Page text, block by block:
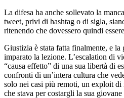
La difesa ha anche sollevato la
tweet, privi di hashtag o di sigla,
ritenendo che dovessero quindi
Giustizia è stata fatta finalmente, e
imparato la lezione. L’escalation di
“causa effetto” di una sua libertà di
confronti di un’intera cultura che
solo nei casi più remoti, un exploit
che stava per costargli la sua giovane